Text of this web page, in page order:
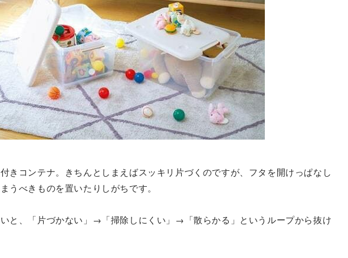
きコンテナ。きちんとしまえばスッキリ片づくのですが、フタを開けっぱなし
うべきものを置いたりしがちです。
と、「片づかない」→「掃除しにくい」→「散らかる」というループから抜け